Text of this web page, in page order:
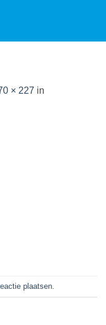
× 227 in
plaatsen